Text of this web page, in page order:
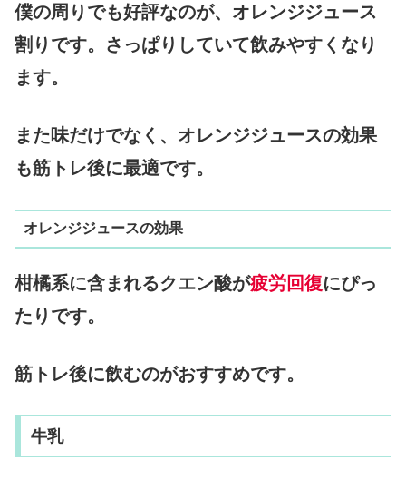
僕の周りでも好評なのが、オレンジジュース
割りです。さっぱりしていて飲みやすくなり
ます。
また味だけでなく、オレンジジュースの効果
も筋トレ後に最適です。
オレンジジュースの効果
柑橘系に含まれるクエン酸が疲労回復にぴっ
たりです。
筋トレ後に飲むのがおすすめです。
牛乳